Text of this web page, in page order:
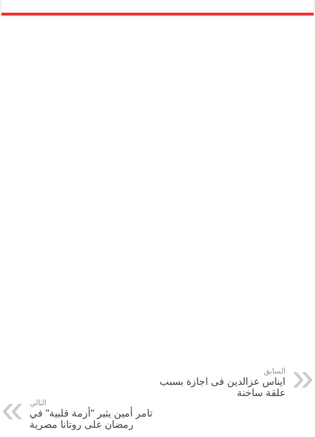
السابق
ايناس عزالدين فى اجازة بسبب
علقة ساخنة
التالي
تامر أمين يثير “أزمة قلبية” في
رمضان على روتانا مصرية